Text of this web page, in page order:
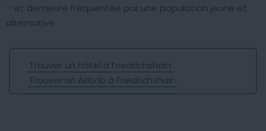
– et demeure fréquentée par une population jeune et
alternative.
Trouver un hôtel à Friedrichshain
Trouver un Airbnb à Friedrichshain